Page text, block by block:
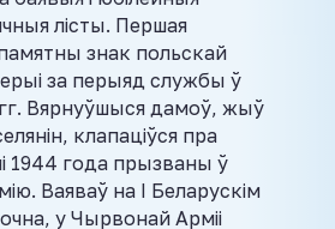
лісты. Першая
знак польскай
за перыяд службы ў
Вярнуўшыся дамоў, жыў
клапаціўся пра
1944 года прызваны ў
Ваяваў на І Беларускім
у Чырвонай Арміі